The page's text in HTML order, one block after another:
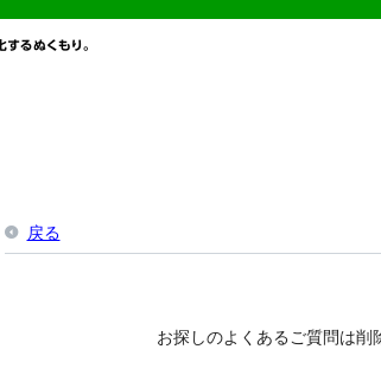
戻る
お探しのよくあるご質問は削